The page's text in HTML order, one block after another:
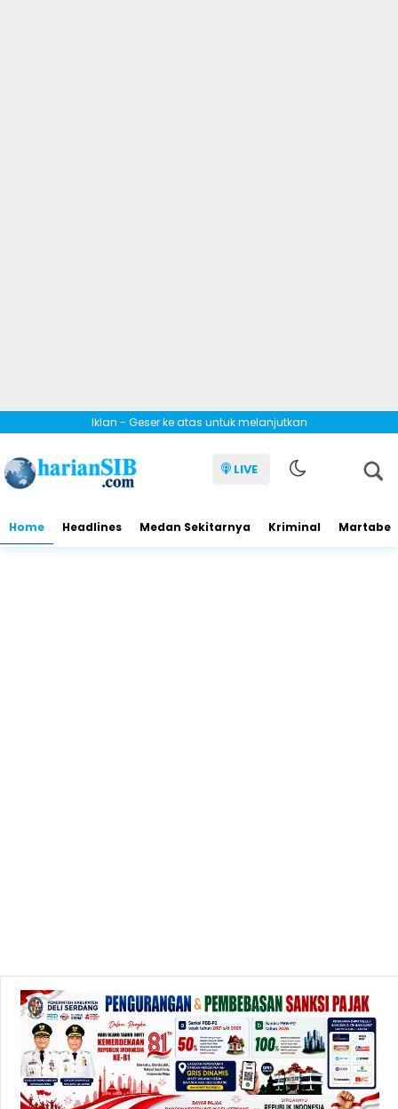
Iklan - Geser ke atas untuk melanjutkan
LIVE
Home Headlines Medan Sekitarnya Kriminal Martabe